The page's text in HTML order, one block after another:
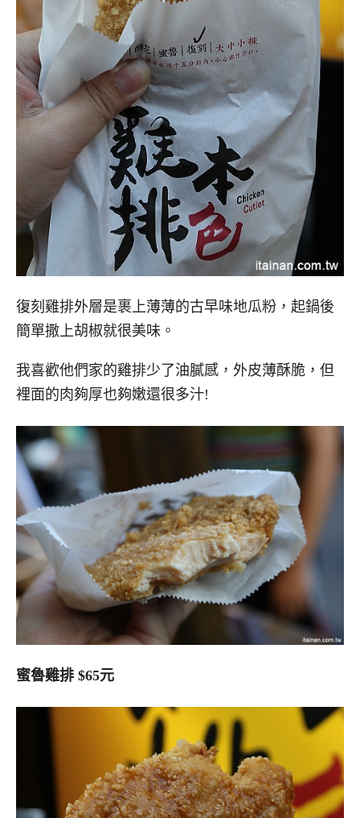
復刻雞排外層是裹上薄薄的古早味地瓜粉，起鍋後
簡單撒上胡椒就很美味。
我喜歡他們家的雞排少了油膩感，外皮薄酥脆，但
裡面的肉夠厚也夠嫩還很多汁!
蜜魯雞排 $65元